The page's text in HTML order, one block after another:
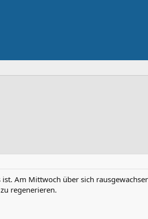
Am Mittwoch über sich
regenerieren.